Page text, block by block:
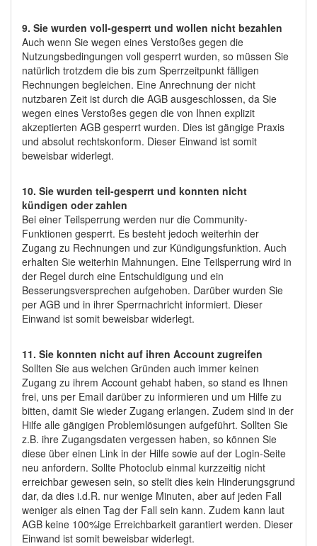
9. Sie wurden voll-gesperrt und wollen nicht bezahlen
Auch wenn Sie wegen eines Verstoßes gegen die
Nutzungsbedingungen voll gesperrt wurden, so müssen Sie
natürlich trotzdem die bis zum Sperrzeitpunkt fälligen
Rechnungen begleichen. Eine Anrechnung der nicht
nutzbaren Zeit ist durch die AGB ausgeschlossen, da Sie
wegen eines Verstoßes gegen die von Ihnen explizit
akzeptierten AGB gesperrt wurden. Dies ist gängige Praxis
und absolut rechtskonform. Dieser Einwand ist somit
beweisbar widerlegt.
10. Sie wurden teil-gesperrt und konnten nicht
kündigen oder zahlen
Bei einer Teilsperrung werden nur die Community-
Funktionen gesperrt. Es besteht jedoch weiterhin der
Zugang zu Rechnungen und zur Kündigungsfunktion. Auch
erhalten Sie weiterhin Mahnungen. Eine Teilsperrung wird in
der Regel durch eine Entschuldigung und ein
Besserungsversprechen aufgehoben. Darüber wurden Sie
per AGB und in ihrer Sperrnachricht informiert. Dieser
Einwand ist somit beweisbar widerlegt.
11. Sie konnten nicht auf ihren Account zugreifen
Sollten Sie aus welchen Gründen auch immer keinen
Zugang zu ihrem Account gehabt haben, so stand es Ihnen
frei, uns per Email darüber zu informieren und um Hilfe zu
bitten, damit Sie wieder Zugang erlangen. Zudem sind in der
Hilfe alle gängigen Problemlösungen aufgeführt. Sollten Sie
z.B. ihre Zugangsdaten vergessen haben, so können Sie
diese über einen Link in der Hilfe sowie auf der Login-Seite
neu anfordern. Sollte Photoclub einmal kurzzeitig nicht
erreichbar gewesen sein, so stellt dies kein Hinderungsgrund
dar, da dies i.d.R. nur wenige Minuten, aber auf jeden Fall
weniger als einen Tag der Fall sein kann. Zudem kann laut
AGB keine 100%ige Erreichbarkeit garantiert werden. Dieser
Einwand ist somit beweisbar widerlegt.